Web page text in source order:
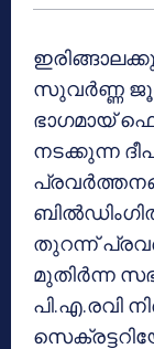
സുവര്‍ണ്ണ
ഭാഗമായ്
നടക്കുന്ന
തുറന്ന്
മുതിര്‍ന്ന
പി.എ.രവി